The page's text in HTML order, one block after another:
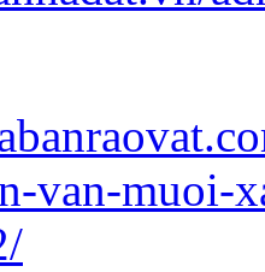
van-muoi-